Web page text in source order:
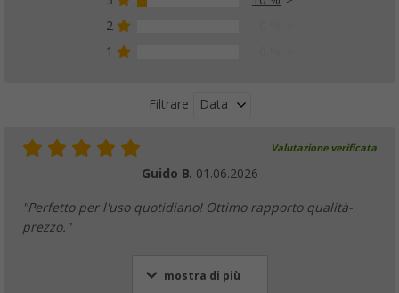
2
1
Filtrare Data
Valutazione verificata
Guido B. 01.06.2026
"Perfetto per l'uso quotidiano! Ottimo rapporto qualità-
prezzo."
mostra di più